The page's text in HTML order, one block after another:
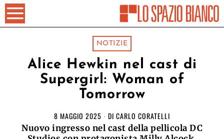
NOTIZIE
Alice Hewkin nel cast di
Supergirl: Woman of
Tomorrow
8 MAGGIO 2025 DI CARLO CORATELLI
Nuovo ingresso nel cast della pellicola DC